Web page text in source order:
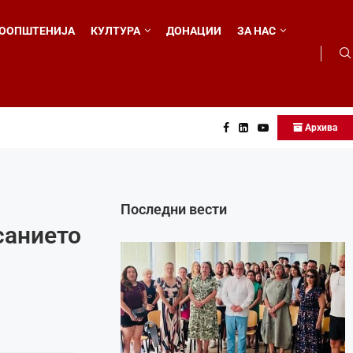
КУЛТУРА ДОНАЦИИ ЗА НАС
Архива
Последни вести